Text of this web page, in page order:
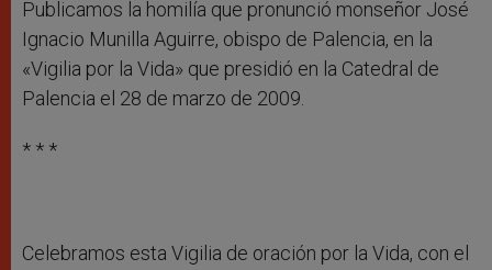
Publicamos la homilía que pronunció monseñor José
Ignacio Munilla Aguirre, obispo de Palencia, en la
«Vigilia por la Vida» que presidió en la Catedral de
Palencia el 28 de marzo de 2009.
* * *
Celebramos esta Vigilia de oración por la Vida, con el